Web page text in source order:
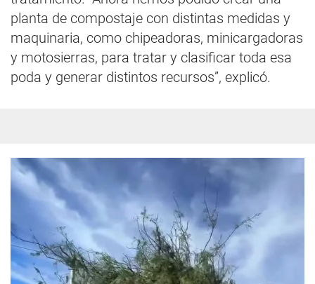
planta de compostaje con distintas medidas y
maquinaria, como chipeadoras, minicargadoras
y motosierras, para tratar y clasificar toda esa
poda y generar distintos recursos”, explicó.